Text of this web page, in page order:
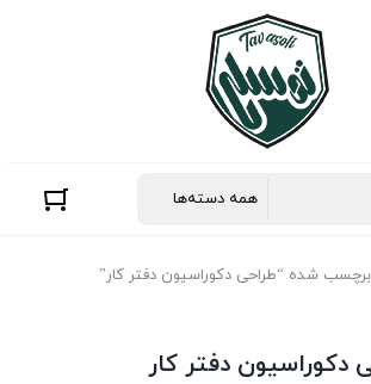
شده “طراحی دکوراسیون دفتر کار”
دکوراسیون دفتر کار